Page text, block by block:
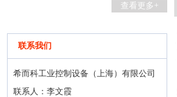
查看更多+
联系我们
希而科工业控制设备（上海）有限公司
联系人：李文霞